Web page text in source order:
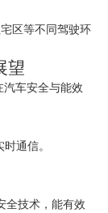
区等不同驾驶环
望
车安全与能效
通信。
全技术，能有效